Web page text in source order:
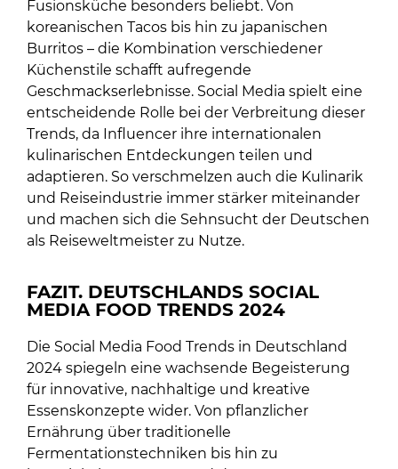
Fusionsküche besonders beliebt. Von
koreanischen Tacos bis hin zu japanischen
Burritos – die Kombination verschiedener
Küchenstile schafft aufregende
Geschmackserlebnisse. Social Media spielt eine
entscheidende Rolle bei der Verbreitung dieser
Trends, da Influencer ihre internationalen
kulinarischen Entdeckungen teilen und
adaptieren. So verschmelzen auch die Kulinarik
und Reiseindustrie immer stärker miteinander
und machen sich die Sehnsucht der Deutschen
als Reiseweltmeister zu Nutze.
FAZIT. DEUTSCHLANDS SOCIAL
MEDIA FOOD TRENDS 2024
Die Social Media Food Trends in Deutschland
2024 spiegeln eine wachsende Begeisterung
für innovative, nachhaltige und kreative
Essenskonzepte wider. Von pflanzlicher
Ernährung über traditionelle
Fermentationstechniken bis hin zu